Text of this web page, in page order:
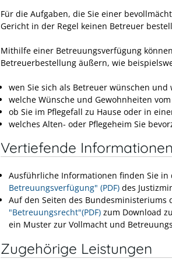
Für die Aufgaben, die Sie einer
Gericht in der Regel keinen Betreuer
Mithilfe einer Betreuungsverfügung
Betreuerbestellung äußern, wie
wen Sie sich als Betreuer wünschen und
welche Wünsche und Gewohnheiten
ob Sie im Pflegefall zu Hause oder in
welches Alten- oder Pflegeheim Sie
Vertiefende Informationen
Ausführliche Informationen finden Sie in
Betreuungsverfügung" (PDF) des
Auf den Seiten des Bundesministeriums
"Betreuungsrecht"(PDF) zum Download
ein Muster zur Vollmacht und
Zugehörige Leistungen